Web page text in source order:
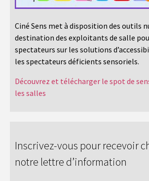
Ciné Sens met à disposition des outils
destination des exploitants de salle
spectateurs sur les solutions
les spectateurs déficients sensoriels.
Découvrez et télécharger le spot de
les salles
Inscrivez-vous pour recevoir
notre lettre d’information